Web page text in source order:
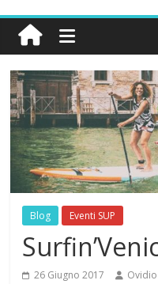
Blog Eventi SUP
26 Giugno 2017